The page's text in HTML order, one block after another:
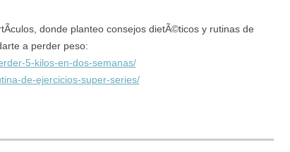
donde planteo consejos dietÃ©ticos y rutinas de
a perder peso:
5-kilos-en-dos-semanas/
de-ejercicios-super-series/